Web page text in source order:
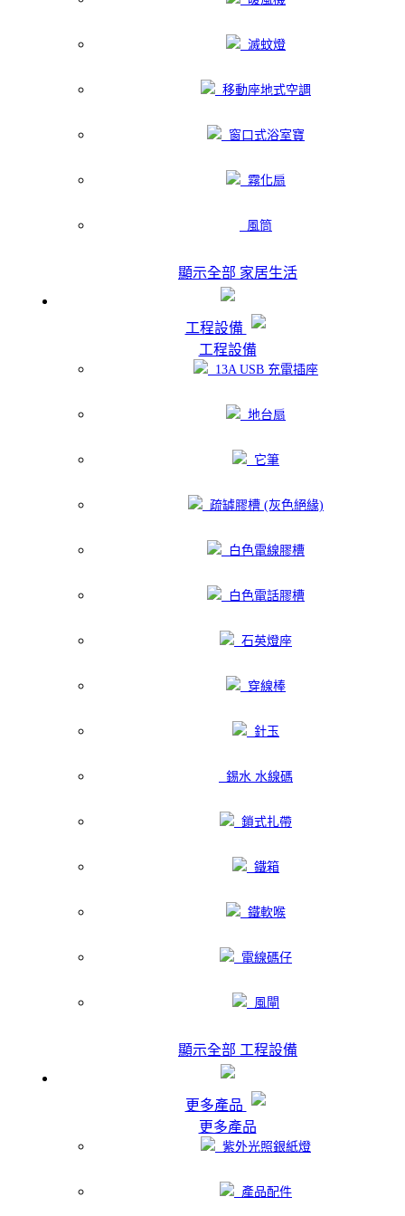
滅蚊燈
移動座地式空調
窗口式浴室寶
霧化扇
風筒
顯示全部 家居生活
工程設備
工程設備
13A USB 充電插座
地台扇
它筆
疏罅膠槽 (灰色絕緣)
白色電線膠槽
白色電話膠槽
石英燈座
穿線棒
針玉
錫水 水線碼
鎖式扎帶
鐵箱
鐵軟喉
電線碼仔
風閘
顯示全部 工程設備
更多產品
更多產品
紫外光照銀紙燈
產品配件